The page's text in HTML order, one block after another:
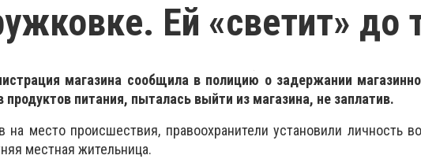
Ей «светит» до
магазина сообщила в полицию о задержании
продуктов питания, пыталась выйти из магазина, не заплатив.
на место происшествия, правоохранители установили личность
местная жительница.